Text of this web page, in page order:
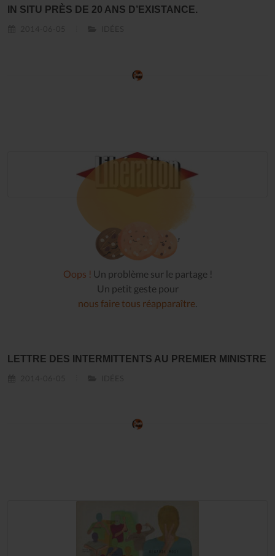
IN SITU PRÈS DE 20 ANS D’EXISTANCE.
Oops ! Un problème sur le partage !
Un petit geste pour
nous faire tous réapparaître
LETTRE DES INTERMITTENTS AU PREMIER MINISTRE